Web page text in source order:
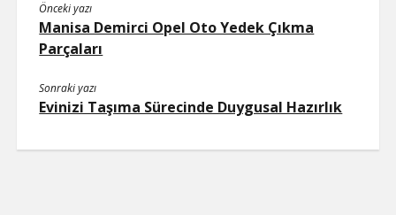
Önceki yazı
Manisa Demirci Opel Oto Yedek Çıkma
Parçaları
Sonraki yazı
Evinizi Taşıma Sürecinde Duygusal Hazırlık